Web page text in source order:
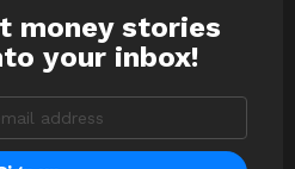
money stories
your inbox!